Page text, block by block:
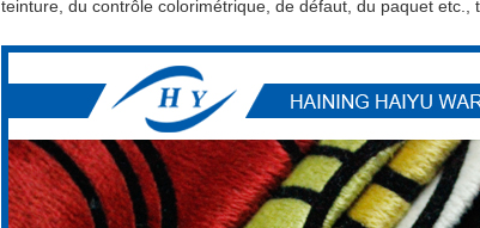
teinture, du contrôle colorimétrique, de défaut, du paquet etc.,